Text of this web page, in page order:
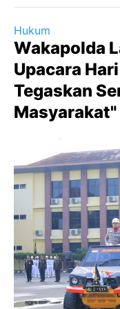
Hukum
Wakapolda
Upacara
Tegaskan
Masyarakat"